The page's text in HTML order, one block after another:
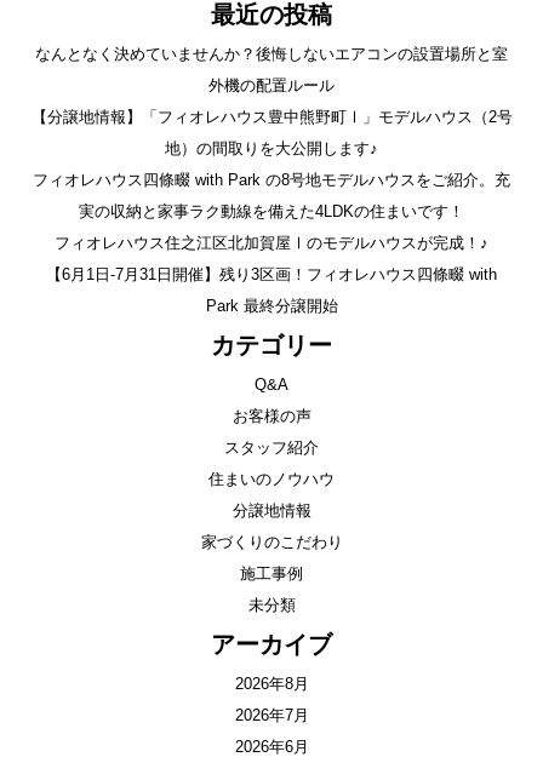
最近の投稿
なんとなく決めていませんか？後悔しないエアコンの設置場所と室
外機の配置ルール
【分譲地情報】「フィオレハウス豊中熊野町Ⅰ」モデルハウス（2号
地）の間取りを大公開します♪
フィオレハウス四條畷 with Park の8号地モデルハウスをご紹介。充
実の収納と家事ラク動線を備えた4LDKの住まいです！
フィオレハウス住之江区北加賀屋Ⅰのモデルハウスが完成！♪
【6月1日-7月31日開催】残り3区画！フィオレハウス四條畷 with
Park 最終分譲開始
カテゴリー
Q&A
お客様の声
スタッフ紹介
住まいのノウハウ
分譲地情報
家づくりのこだわり
施工事例
未分類
アーカイブ
2026年8月
2026年7月
2026年6月